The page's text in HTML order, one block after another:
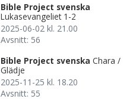
Bible Project svenska
Lukasevangeliet 1-2
2025-06-02 kl. 21.00
Avsnitt: 56
Bible Project svenska Chara /
Glädje
2025-11-25 kl. 18.20
Avsnitt: 55